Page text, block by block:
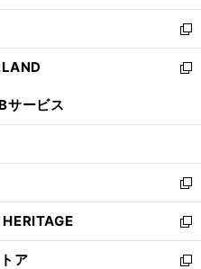
開
く
ウ
で
開
く
ン
ド
ウ
で
ウ
ィ
ン
ド
開
新
し
い
ン
ウ
で
開
く
新
ウ
ン
ド
ウ
で
開
く
サービス
新
し
い
ウ
ィ
新
し
い
ア
新